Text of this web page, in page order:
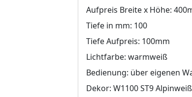
Aufpreis Breite x Höhe:
Tiefe in mm: 100
Tiefe Aufpreis: 100mm
Lichtfarbe: warmweiß
Bedienung: über eigenen
Dekor: W1100 ST9